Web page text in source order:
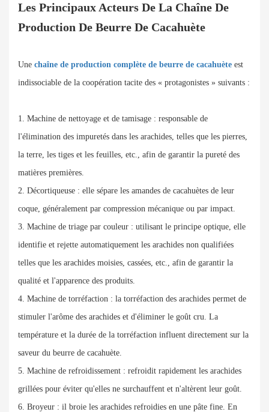
Les Principaux Acteurs De La Chaîne De
Production De Beurre De Cacahuète
Une chaîne de production complète de beurre de cacahuète est
indissociable de la coopération tacite des « protagonistes » suivants :
1. Machine de nettoyage et de tamisage : responsable de
l'élimination des impuretés dans les arachides, telles que les pierres,
la terre, les tiges et les feuilles, etc., afin de garantir la pureté des
matières premières.
2. Décortiqueuse : elle sépare les amandes de cacahuètes de leur
coque, généralement par compression mécanique ou par impact.
3. Machine de triage par couleur : utilisant le principe optique, elle
identifie et rejette automatiquement les arachides non qualifiées
telles que les arachides moisies, cassées, etc., afin de garantir la
qualité et l'apparence des produits.
4. Machine de torréfaction : la torréfaction des arachides permet de
stimuler l'arôme des arachides et d'éliminer le goût cru. La
température et la durée de la torréfaction influent directement sur la
saveur du beurre de cacahuète.
5. Machine de refroidissement : refroidit rapidement les arachides
grillées pour éviter qu'elles ne surchauffent et n'altèrent leur goût.
6. Broyeur : il broie les arachides refroidies en une pâte fine. En